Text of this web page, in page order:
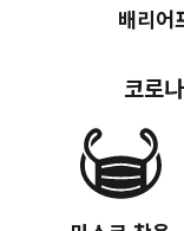
배리어
코로